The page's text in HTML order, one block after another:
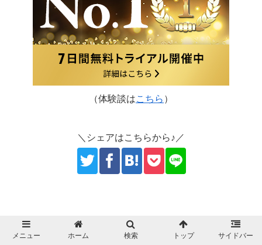
（体験談はこちら ）
＼シェアはこちらから♪／
メニュー ホーム 検索 トップ サイドバー